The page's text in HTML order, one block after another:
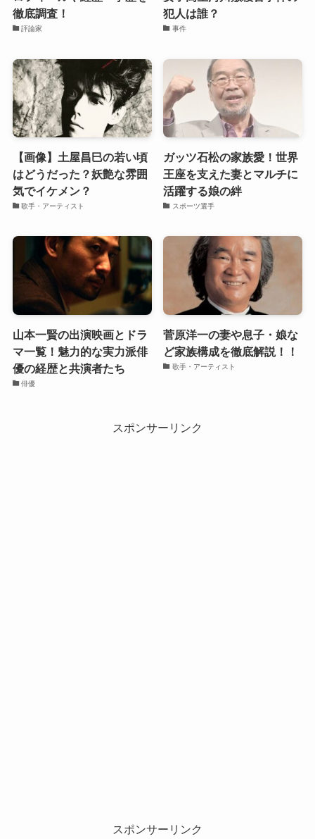
徹底調査！
評論家
犯人は誰？
事件
【画像】土屋昌巳の若い頃
はどうだった？妖艶な雰囲
気でイケメン？
歌手・アーティスト
ガッツ石松の家族愛！世界
王座を支えた妻とマルチに
活躍する娘の絆
スポーツ選手
山本一賢の出演映画とドラ
マ一覧！魅力的な実力派俳
優の経歴と共演者たち
俳優
菅原洋一の妻や息子・娘な
ど家族構成を徹底解説！！
歌手・アーティスト
スポンサーリンク
スポンサーリンク